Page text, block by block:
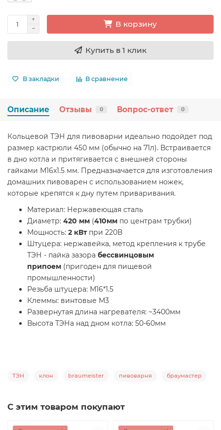
В корзину
Купить в 1 клик
В закладки В сравнение
Описание Отзывы 0 Вопрос-ответ 0
Кольцевой ТЭН для пивоварни идеально подойдет под
размер кастрюли 450 мм (обычно на 71л). Встраивается
в дно котла и притягивается с внешней стороны
гайками М16x1.5 мм. Предназначается для изготовления
домашних пивоварен с использованием ножек,
которые крепятся к дну путем приваривания.
Материал: Нержавеющая сталь
Диаметр: 420 мм (410мм по центрам трубки)
Мощность: 2 кВт при 220В
Штуцера: нержавейка, метод крепления к трубе
ТЭН - пайка зазора бессвинцовым
припоем (пригоден для пищевой
промышленности)
Резьба штуцера: М16*1.5
Клеммы: винтовые М3
Развернутая длина нагревателя: ~3400мм
Высота ТЭНа над дном котла: 50-60мм
ТЭН клон braumeister пивоварня браумастер
С этим товаром покупают